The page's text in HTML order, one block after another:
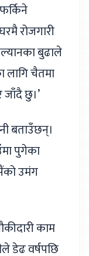
रोजगारी
बुढाले
लागि चैतमा
छु।’
बताउँछन्।
पुगेका
उमंग
काम
डेढ वर्षपछि